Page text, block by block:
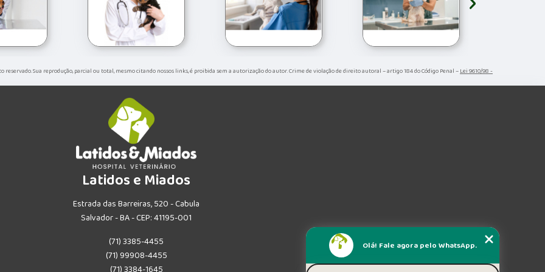
reservado. Sua reprodução, parcial ou total, mesmo citando nossos links, é proibida sem a autorização do autor. Crime de violação de direito autoral – artigo 184 do Código Penal –Lei 9610/98 -
Latidos e Miados
Estrada das Barreiras, 520 - Cabula
Salvador - BA - CEP: 41195-001
(71) 3385-4455
(71) 99908-4455
Olá! Fale agora pelo WhatsApp.